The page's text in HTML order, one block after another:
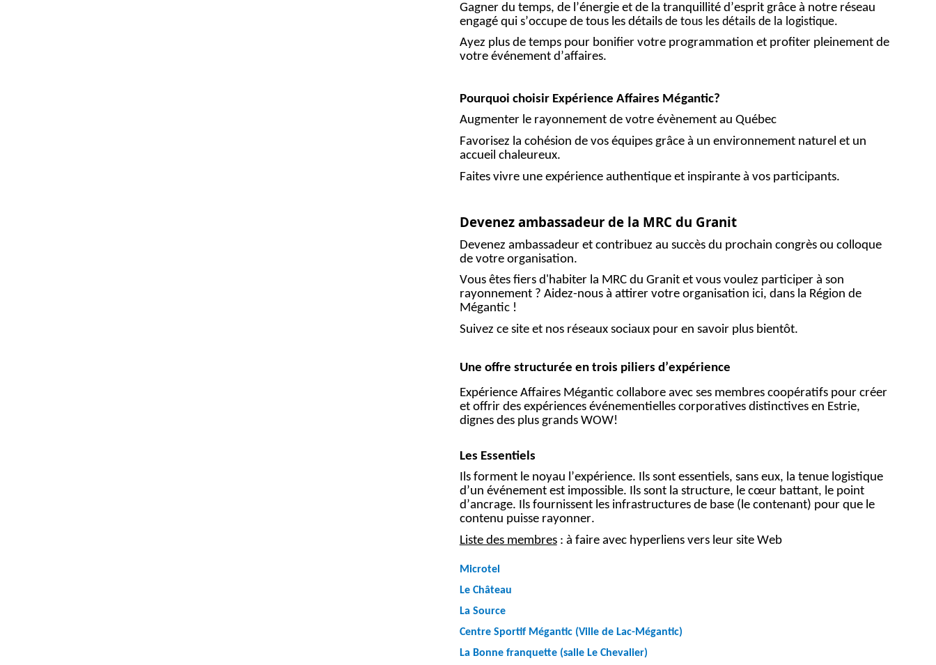
Gagner du temps, de l’énergie et de la tranquillité d’esprit grâce à notre réseau
engagé qui s’occupe de tous les détails de tous les détails de la logistique.
Ayez plus de temps pour bonifier votre programmation et profiter pleinement de
votre événement d’affaires.
Pourquoi choisir Expérience Affaires Mégantic?
Augmenter le rayonnement de votre évènement au Québec
Favorisez la cohésion de vos équipes grâce à un environnement naturel et un
accueil chaleureux.
Faites vivre une expérience authentique et inspirante à vos participants.
Devenez ambassadeur de la MRC du Granit
Devenez ambassadeur et contribuez au succès du prochain congrès ou colloque
de votre organisation.
Vous êtes fiers d'habiter la MRC du Granit et vous voulez participer à son
rayonnement ? Aidez-nous à attirer votre organisation ici, dans la Région de
Mégantic !
Suivez ce site et nos réseaux sociaux pour en savoir plus bientôt.
Une offre structurée en trois piliers d’expérience
Expérience Affaires Mégantic collabore avec ses membres coopératifs pour créer
et offrir des expériences événementielles corporatives distinctives en Estrie,
dignes des plus grands WOW!
Les Essentiels
Ils forment le noyau l’expérience. Ils sont essentiels, sans eux, la tenue logistique
d’un événement est impossible. Ils sont la structure, le cœur battant, le point
d’ancrage. Ils fournissent les infrastructures de base (le contenant) pour que le
contenu puisse rayonner.
Liste des membres: à faire avec hyperliens vers leur site Web
Microtel
Le Château
La Source
Centre Sportif Mégantic (Ville de Lac-Mégantic)
La Bonne franquette (salle Le Chevalier)